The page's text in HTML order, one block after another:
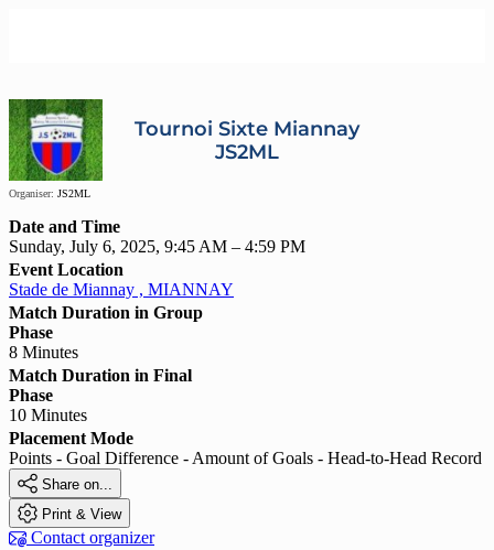
Organiser: JS2ML
Tournoi Sixte Miannay
JS2ML
Date and Time
Sunday, July 6, 2025, 9:45 AM – 4:59 PM
Event Location
Stade de Miannay , MIANNAY
Match Duration in Group
Phase
8 Minutes
Match Duration in Final
Phase
10 Minutes
Placement Mode
Points - Goal Difference - Amount of Goals - Head-to-Head Record
 Share on...
 Print & View
 Contact organizer